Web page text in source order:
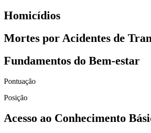
Homicídios
Mortes por Acidentes de
Fundamentos do Bem-estar
Pontuação
Posição
Acesso ao Conhecimento